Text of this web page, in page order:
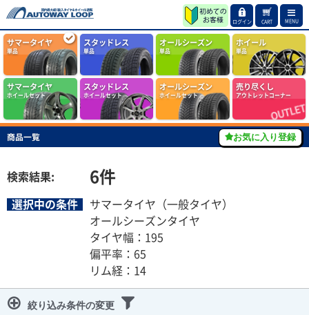
ログイン CART MENU
サマータイヤ
単品
スタッドレス
単品
オールシーズン
単品
ホイール
単品
サマータイヤ
ホイールセット
スタッドレス
ホイールセット
オールシーズン
ホイールセット
売り尽くし
アウトレットコーナー
商品一覧
検索結果: 6件
選択中の条件
サマータイヤ（一般タイヤ）
オールシーズンタイヤ
タイヤ幅：195
偏平率：65
リム経：14
絞り込み条件の変更
お気に入り登録